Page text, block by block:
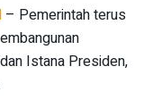
– Pemerintah terus
Istana Presiden,